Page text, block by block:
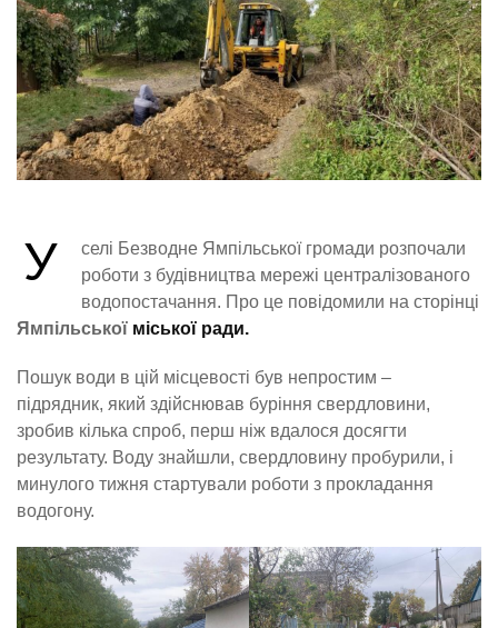
У
селі Безводне Ямпільської громади розпочали
роботи з будівництва мережі централізованого
водопостачання. Про це повідомили на сторінці
Ямпільської міської ради.
Пошук води в цій місцевості був непростим –
підрядник, який здійснював буріння свердловини,
зробив кілька спроб, перш ніж вдалося досягти
результату. Воду знайшли, свердловину пробурили, і
минулого тижня стартували роботи з прокладання
водогону.